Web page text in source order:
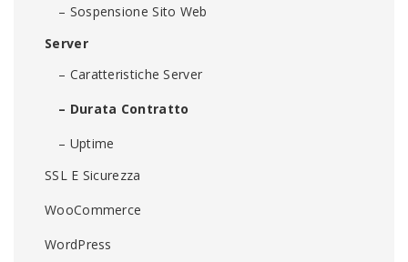
– Sospensione Sito Web
Server
– Caratteristiche Server
– Durata Contratto
– Uptime
SSL E Sicurezza
WooCommerce
WordPress